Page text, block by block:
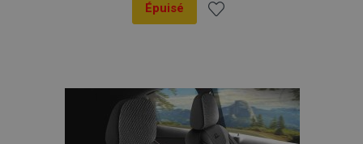
Épuisé
liste
d'achats